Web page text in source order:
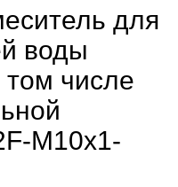
для
воды
числе
M10x1-